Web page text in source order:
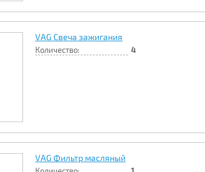
VAG Свеча зажигания
Количество: 4
VAG Фильтр масляный